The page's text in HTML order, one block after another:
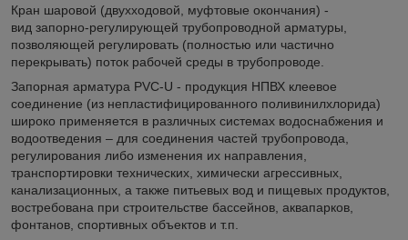
Кран шаровой (двухходовой, муфтовые окончания) -
вид запорно-регулирующей трубопроводной арматуры,
позволяющей регулировать (полностью или частично
перекрывать) поток рабочей среды в трубопроводе.
Запорная арматура PVC-U - продукция НПВХ клеевое
соединение (из непластифицированного поливинилхлорида)
широко применяется в различных системах водоснабжения и
водоотведения – для соединения частей трубопровода,
регулирования либо изменения их направления,
транспортировки технических, химически агрессивных,
канализационных, а также питьевых вод и пищевых продуктов,
востребована при строительстве бассейнов, аквапарков,
фонтанов, спортивных объектов и т.п.